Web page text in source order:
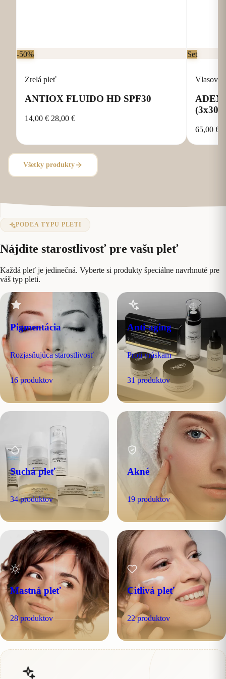
-50%
Pridať do košíka
Zrelá pleť
ANTIOX FLUIDO HD SPF30
14,00 € 28,00 €
Set
Vlasová
(3x30
65,00 €
Všetky produkty
PODĽA TYPU PLETI
Nájdite starostlivosť pre vašu pleť
Každá pleť je jedinečná. Vyberte si produkty špeciálne navrhnuté pre
váš typ pleti.
Pigmentácia
Rozjasňujúca starostlivosť
16 produktov
Anti-aging
Proti vráskam
31 produktov
Suchá pleť
34 produktov
Akné
19 produktov
Mastná pleť
28 produktov
Citlivá pleť
22 produktov